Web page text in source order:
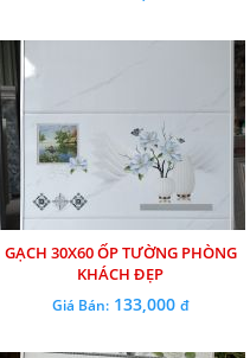
GẠCH 30X60 ỐP TƯỜNG PHÒNG
KHÁCH ĐẸP
Giá Bán:133,000 đ